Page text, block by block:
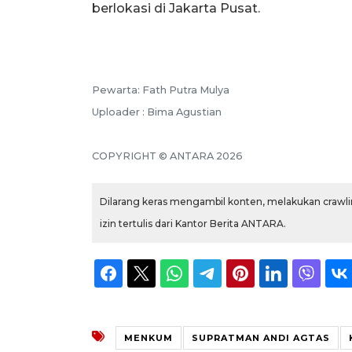
berlokasi di Jakarta Pusat.
Pewarta: Fath Putra Mulya
Uploader : Bima Agustian
COPYRIGHT © ANTARA 2026
Dilarang keras mengambil konten, melakukan
izin tertulis dari Kantor Berita ANTARA.
MENKUM SUPRATMAN ANDI AGTAS